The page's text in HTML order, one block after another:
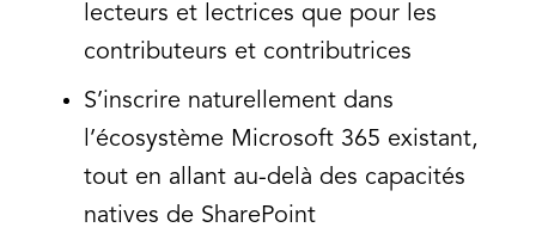
lecteurs et lectrices que pour les
contributeurs et contributrices
S’inscrire naturellement dans
l’écosystème Microsoft 365 existant,
tout en allant au-delà des capacités
natives de SharePoint